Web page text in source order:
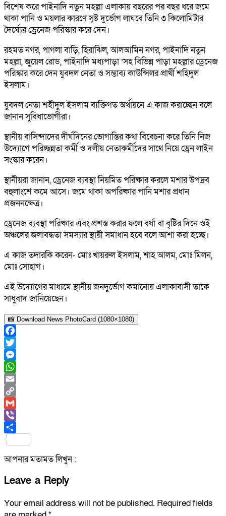
বিশেষ করে পাইনাদি নতুন মহল্লা এলাকায় বছরের পর বছর ধরে জমে
থাকা পানি ও ময়লার কারণে সৃষ্ট দুর্ভোগ লাঘবে তিনি ৩ কিলোমিটার
দৈর্ঘ্যের ড্রেনেজ পরিস্কার করে দেন।
রহমত নগর, পাগলা বাড়ি, হিরাঝিল, আল‌আমিন নগর, পাইনাদি নতুন
মহল্লা, জুয়েল রোড, পাইনাদি মধ্যপাড়া ‘সহ বিভিন্ন পাড়া মহল্লার ড্রেনেজ
পরিস্কার করে দেন যুবদল নেতা ও সম্ভাব্য কাউন্সিলর প্রার্থী শহিদুল
ইসলাম।
যুবদল নেতা শহীদুল ইসলাম ব্যক্তিগত অর্থায়নে এ কাজ করাচ্ছেন‌ বলে
জানান সুবিধাভোগীরা।
স্থানীয় বাসিন্দাদের দীর্ঘদিনের ভোগান্তির কথা বিবেচনা করে তিনি নিজ
উদ্যোগে পরিচ্ছন্নতা কর্মী ও দলীয় নেতাকর্মীদের সাথে নিয়ে ড্রেন লাইন
সংস্কার করেন।
স্থানীয়রা জানান, ড্রেনেজ ব্যবস্থা নিয়মিত পরিষ্কার করলে মশার উপদ্রব
বহুলাংশে কমে আসে। জমে থাকা অপরিষ্কার পানি মশার প্রধান
প্রজননক্ষেত্র।
ড্রেনেজ ব্যবস্থা পরিষ্কার এবং প্রশস্ত করার ফলে বর্ষা বা বৃষ্টির দিনে ওই
অঞ্চলের জলাবদ্ধতা সমস্যার স্থায়ী সমাধান হবে বলে আশা করা হচ্ছে।
এ কাজ তদারকি করেন- মোঃ খায়রুল ইসলাম, শাহ আলম, মোঃ মিলন,
মোঃ সোহাগ।
এই উদ্যোগের মাধ্যমে স্থানীয় জনদুর্ভোগ কমানোয় এলাকাবাসী তাকে
সাধুবাদ জানিয়েছেন।
📸 Download News PhotoCard (1080×1080)
Facebook
Twitter
Messenger
WhatsApp
Email
Copy
Link
Gmail
Viber
আপনার মতামত লিখুন :
Leave a Reply
Your email address will not be published. Required fields